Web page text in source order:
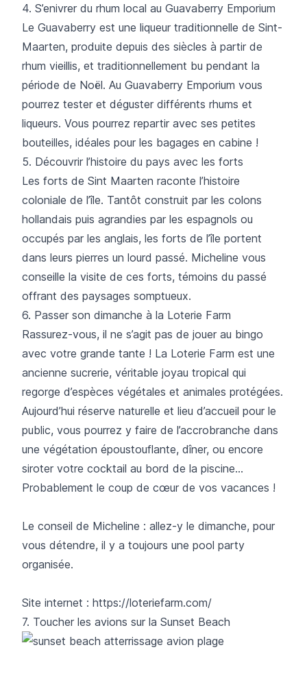
4. S’enivrer du rhum local au Guavaberry Emporium
Le Guavaberry est une liqueur traditionnelle de Sint-
Maarten, produite depuis des siècles à partir de
rhum vieillis, et traditionnellement bu pendant la
période de Noël. Au Guavaberry Emporium vous
pourrez tester et déguster différents rhums et
liqueurs. Vous pourrez repartir avec ses petites
bouteilles, idéales pour les bagages en cabine !
5. Découvrir l’histoire du pays avec les forts
Les forts de Sint Maarten raconte l’histoire
coloniale de l’île. Tantôt construit par les colons
hollandais puis agrandies par les espagnols ou
occupés par les anglais, les forts de l’île portent
dans leurs pierres un lourd passé. Micheline vous
conseille la visite de ces forts, témoins du passé
offrant des paysages somptueux.
6. Passer son dimanche à la Loterie Farm
Rassurez-vous, il ne s’agit pas de jouer au bingo
avec votre grande tante ! La Loterie Farm est une
ancienne sucrerie, véritable joyau tropical qui
regorge d’espèces végétales et animales protégées.
Aujourd’hui réserve naturelle et lieu d’accueil pour le
public, vous pourrez y faire de l’accrobranche dans
une végétation époustouflante, dîner, ou encore
siroter votre cocktail au bord de la piscine…
Probablement le coup de cœur de vos vacances !
Le conseil de Micheline : allez-y le dimanche, pour
vous détendre, il y a toujours une pool party
organisée.
Site internet : https://loteriefarm.com/
7. Toucher les avions sur la Sunset Beach